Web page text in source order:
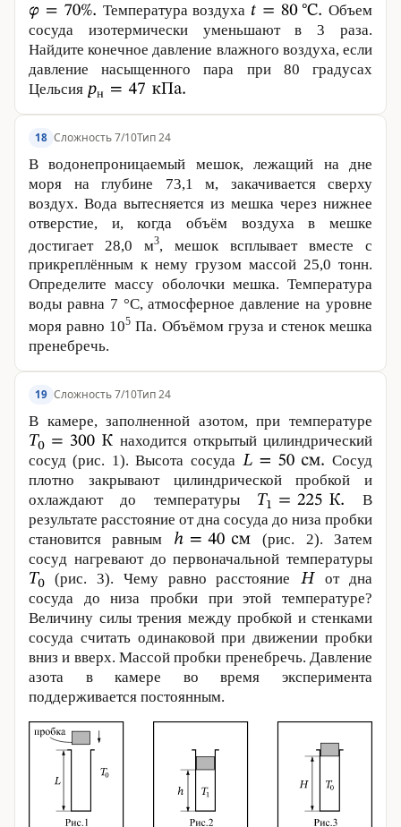
Температура воздуха
Объем
сосуда изотермически уменьшают в 3 раза.
Найдите конечное давление влажного воздуха, если
давление насыщенного пара при 80 градусах
Цельсия
18 Сложность 7/10Тип 24
В водонепроницаемый мешок, лежащий на дне
моря на глубине 73,1 м, закачивается сверху
воздух. Вода вытесняется из мешка через нижнее
отверстие, и, когда объём воздуха в мешке
достигает 28,0 м3, мешок всплывает вместе с
прикреплённым к нему грузом массой 25,0 тонн.
Определите массу оболочки мешка. Температура
воды равна 7 °С, атмосферное давление на уровне
моря равно 105 Па. Объёмом груза и стенок мешка
пренебречь.
19 Сложность 7/10Тип 24
В камере, заполненной азотом, при температуре
находится открытый цилиндрический
сосуд (рис. 1). Высота сосуда
Сосуд
плотно закрывают цилиндрической пробкой и
охлаждают до температуры
В
результате расстояние от дна сосуда до низа пробки
становится равным
(рис. 2). Затем
cocyд нагревают до первоначальной температуры
(рис. 3). Чему равно расстояние
от дна
сосуда до низа пробки при этой температуре?
Величину силы трения между пробкой и стенками
сосуда считать одинаковой при движении пробки
вниз и вверх. Массой пробки пренебречь. Давление
азота в камере во время эксперимента
поддерживается постоянным.